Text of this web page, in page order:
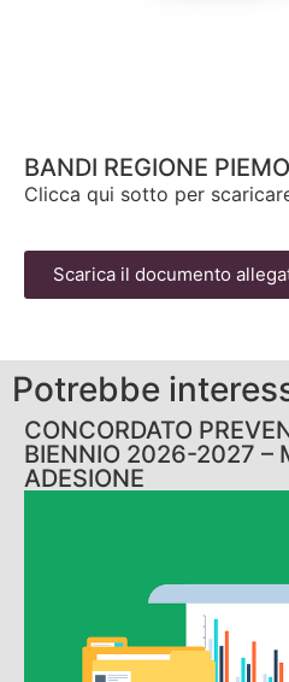
BANDI REGIONE
Clicca qui sotto per
Scarica il documento
Potrebbe
CONCORDATO
BIENNIO 2026-2027 –
ADESIONE